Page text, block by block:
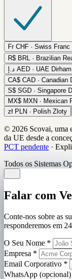
Fr CHF · Swiss Franc
R$ BRL · Brazilian
د.إ AED · UAE Dirham
CA$ CAD · Canadian
S$ SGD · Singapore
MX$ MXN · Mexican
zł PLN · Polish Zloty
© 2026 Scovai, uma
da UE desde a
PCT pendente ·
Todos os Sistemas
Falar com
Conte-nos sobre as
responderemos em
O Seu Nome *
Empresa *
Email Corporativo *
WhatsApp (opcional)